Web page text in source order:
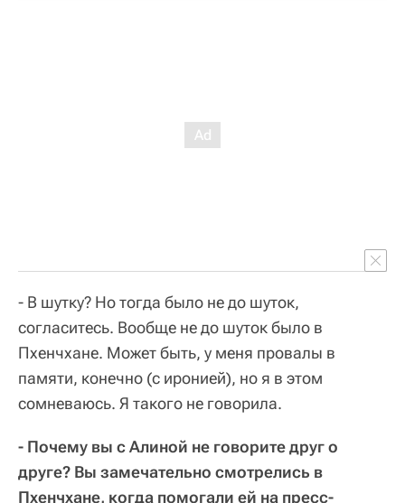
- В шутку? Но тогда было не до шуток,
согласитесь. Вообще не до шуток было в
Пхенчхане. Может быть, у меня провалы в
памяти, конечно (с иронией), но я в этом
сомневаюсь. Я такого не говорила.
- Почему вы с Алиной не говорите друг о
друге? Вы замечательно смотрелись в
Пхенчхане, когда помогали ей на пресс-